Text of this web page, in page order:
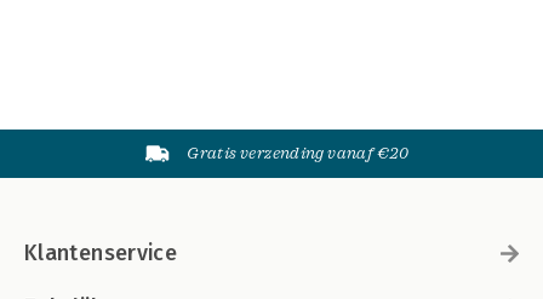
Gratis verzending vanaf €20
Klantenservice